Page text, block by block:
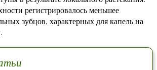
регистрировалось меньшее
зубцов, характерных для капель на